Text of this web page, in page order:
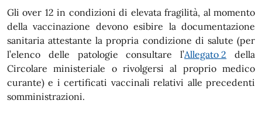
Gli over 12 in condizioni di elevata fragilità, al momento
della vaccinazione devono esibire la documentazione
sanitaria attestante la propria condizione di salute (per
l’elenco delle patologie consultare l’Allegato 2 della
Circolare ministeriale o rivolgersi al proprio medico
curante) e i certificati vaccinali relativi alle precedenti
somministrazioni.